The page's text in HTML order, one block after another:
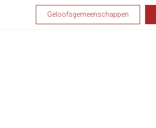
Geloofsgemeenschappen